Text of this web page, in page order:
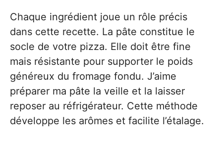
Chaque ingrédient joue un rôle précis
dans cette recette. La pâte constitue le
socle de votre pizza. Elle doit être fine
mais résistante pour supporter le poids
généreux du fromage fondu. J’aime
préparer ma pâte la veille et la laisser
reposer au réfrigérateur. Cette méthode
développe les arômes et facilite l’étalage.